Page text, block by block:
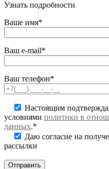
Узнать подробности
Ваше имя*
Ваш e-mail*
Ваш телефон*
Настоящим
условиями политики в
данных.*
Даю согласие на
рассылки